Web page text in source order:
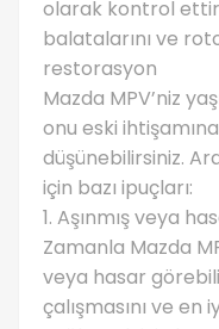
olarak kontrol
balatalarını ve
restorasyon
Mazda MPV’niz
onu eski
düşünebilirsiniz.
için bazı ipuçları:
1. Aşınmış veya
Zamanla Mazda
veya hasar
çalışmasını ve